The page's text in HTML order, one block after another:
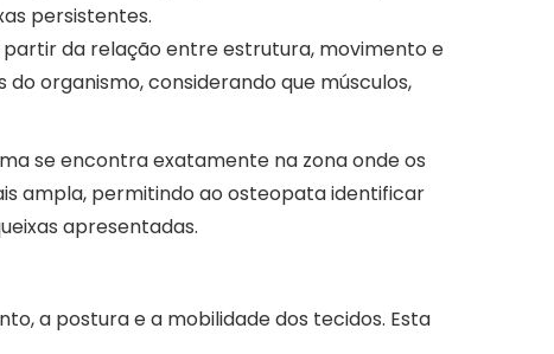
persistentes.
da relação entre estrutura, movimento e
organismo, considerando que músculos,
se encontra exatamente na zona onde os
ampla, permitindo ao osteopata identificar
apresentadas.
a postura e a mobilidade dos tecidos. Esta